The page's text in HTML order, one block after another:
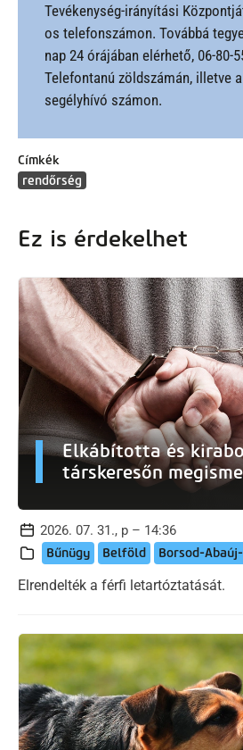
Tevékenység-irányítási
os telefonszámon. Továbbá
nap 24 órájában elérhető, 06-80-
Telefontanú zöldszámán, illetve
segélyhívó számon.
Címkék
rendőrség
Ez is érdekelhet
Elkábította és
társkeresőn
2026. 07. 31., p – 14:36
Bűnügy Belföld Borsod-
Elrendelték a férfi letartóztatását.